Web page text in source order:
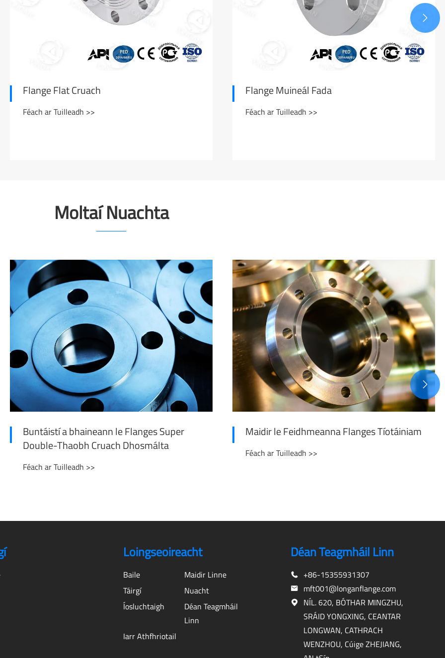
Flange Flat Cruach
Féach ar Tuilleadh >>
Flange Muineál Fada
Féach ar Tuilleadh >>

Moltaí Nuachta
Buntáistí a bhaineann le Flanges Super
Double-Thaobh Cruach Dhosmálta
Féach ar Tuilleadh >>
Maidir le Feidhmeanna Flanges Tíotáiniam
Féach ar Tuilleadh >>

Loingseoireacht
Baile
Maidir Linne
Táirgí
Nuacht
Íosluchtaigh
Déan Teagmháil
Linn
Iarr Athfhriotail
Déan Teagmháil Linn
+86-15355931307
mft001@longanflange.com
NÍL. 620, BÓTHAR MINGZHU,
SRÁID YONGXING, CEANTAR
LONGWAN, CATHRACH
WENZHOU, Cúige ZHEJIANG,